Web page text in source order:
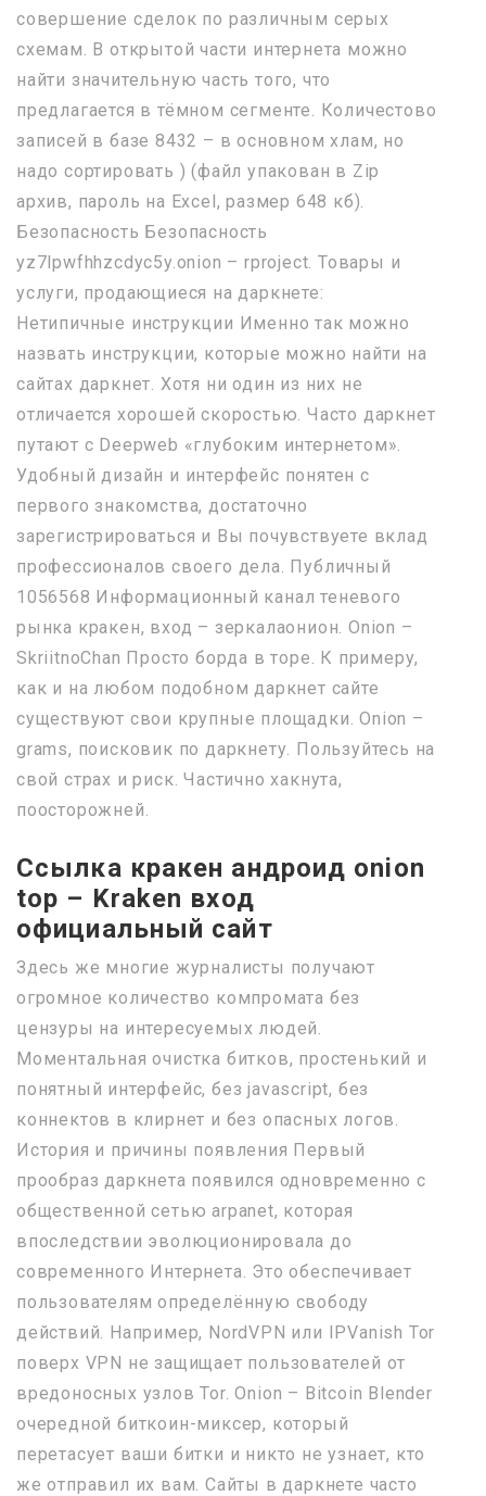
совершение сделок по различным серых
схемам. В открытой части интернета можно
найти значительную часть того, что
предлагается в тёмном сегменте. Количестово
записей в базе 8432 – в основном хлам, но
надо сортировать ) (файл упакован в Zip
архив, пароль на Excel, размер 648 кб).
Безопасность Безопасность
yz7lpwfhhzcdyc5y.onion – rproject. Товары и
услуги, продающиеся на даркнете:
Нетипичные инструкции Именно так можно
назвать инструкции, которые можно найти на
сайтах даркнет. Хотя ни один из них не
отличается хорошей скоростью. Часто даркнет
путают с Deepweb «глубоким интернетом».
Удобный дизайн и интерфейс понятен с
первого знакомства, достаточно
зарегистрироваться и Вы почувствуете вклад
профессионалов своего дела. Публичный
1056568 Информационный канал теневого
рынка кракен, вход – зеркалаонион. Onion –
SkriitnoChan Просто борда в торе. К примеру,
как и на любом подобном даркнет сайте
существуют свои крупные площадки. Onion –
grams, поисковик по даркнету. Пользуйтесь на
свой страх и риск. Частично хакнута,
поосторожней.
Ссылка кракен андроид onion
top – Kraken вход
официальный сайт
Здесь же многие журналисты получают
огромное количество компромата без
цензуры на интересуемых людей.
Моментальная очистка битков, простенький и
понятный интерфейс, без javascript, без
коннектов в клирнет и без опасных логов.
История и причины появления Первый
прообраз даркнета появился одновременно с
общественной сетью arpanet, которая
впоследствии эволюционировала до
современного Интернета. Это обеспечивает
пользователям определённую свободу
действий. Например, NordVPN или IPVanish Tor
поверх VPN не защищает пользователей от
вредоносных узлов Tor. Onion – Bitcoin Blender
очередной биткоин-миксер, который
перетасует ваши битки и никто не узнает, кто
же отправил их вам. Сайты в даркнете часто